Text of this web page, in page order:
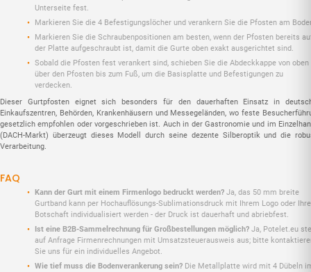
Unterseite fest.
Markieren Sie die 4 Befestigungslöcher und verankern Sie die Pfosten am
Markieren Sie die Schraubenpositionen am besten, wenn der Pfosten bereits
der Platte aufgeschraubt ist, damit die Gurte oben exakt ausgerichtet sind.
Sobald die Pfosten fest verankert sind, schieben Sie die Abdeckkappe von oben
über den Pfosten bis zum Fuß, um die Basisplatte und Befestigungen zu
verdecken.
Dieser Gurtpfosten eignet sich besonders für den dauerhaften Einsatz in
Einkaufszentren, Behörden, Krankenhäusern und Messegeländen, wo feste
gesetzlich empfohlen oder vorgeschrieben ist. Auch in der Gastronomie und im
(DACH-Markt) überzeugt dieses Modell durch seine dezente Silberoptik und die
Verarbeitung.
FAQ
Kann der Gurt mit einem Firmenlogo bedruckt werden? Ja, das 50 mm breite
Gurtband kann per Hochauflösungs-Sublimationsdruck mit Ihrem Logo oder
Botschaft individualisiert werden - der Druck ist dauerhaft und abriebfest.
Ist eine B2B-Sammelrechnung für Großbestellungen möglich? Ja, Potelet.eu
auf Anfrage Firmenrechnungen mit Umsatzsteuerausweis aus; bitte
Sie uns für ein individuelles Angebot.
Wie tief muss die Bodenverankerung sein? Die Metallplatte wird mit 4 Dübeln